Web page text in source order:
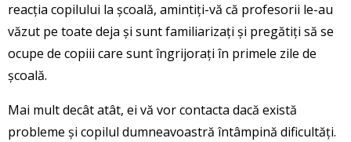
reacția copilului la școală, amintiți-vă că profesorii le-au
văzut pe toate deja și sunt familiarizați și pregătiți să se
ocupe de copiii care sunt îngrijorați în primele zile de
școală.
Mai mult decât atât, ei vă vor contacta dacă există
probleme și copilul dumneavoastră întâmpină dificultăți.